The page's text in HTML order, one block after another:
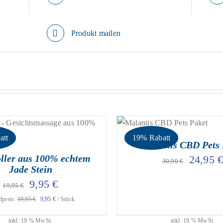
Produkt mailen
Bewertet
mit
Gesamtbewertungen
aus 100% echtem
Jade Stein
19,95€
Ursprünglicher
Preis
9,95€Aktueller
Preis
19,95€ 9,95 € / Stück
inkl. 19 % MwSt.
19% Rabatt
Bewertet
geprüfte
IN DEN WARENKORB
Malantis CBD Pets
30,90€
30,90 €
24,95€
inkl. 19 % MwSt.